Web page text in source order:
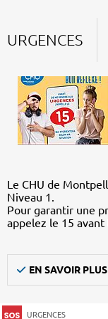
URGENCES
Le CHU de
Niveau 1.
Pour garantir une
appelez le 15
EN SAVOIR PLUS
URGENCES